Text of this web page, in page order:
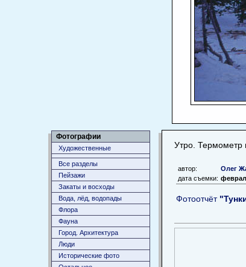
Фотографии
Художественные
Все разделы
Пейзажи
Закаты и восходы
Вода, лёд, водопады
Флора
Фауна
Город. Архитектура
Люди
Исторические фото
Утро. Термометр
автор:
Олег
дата съемки:
Фотоотчёт